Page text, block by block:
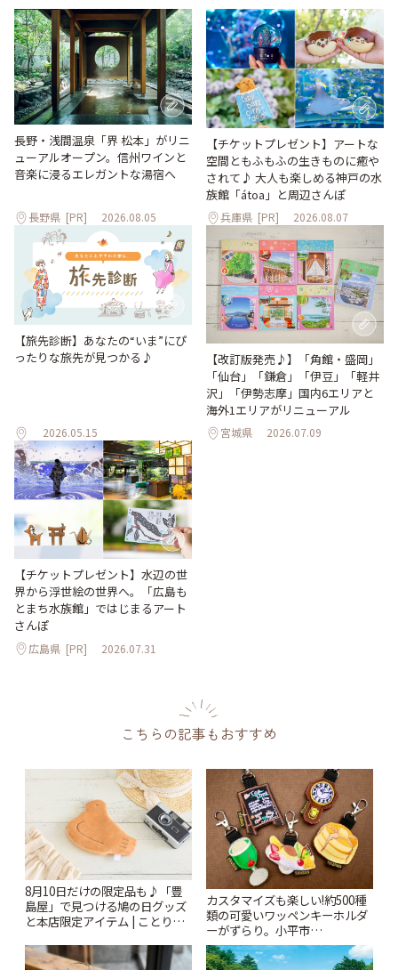
長野・浅間温泉「界 松本」がリニ
ューアルオープン。信州ワインと
音楽に浸るエレガントな湯宿へ
長野県 [PR] 2026.08.05
【チケットプレゼント】アートな
空間ともふもふの生きものに癒や
されて♪ 大人も楽しめる神戸の水
族館「átoa」と周辺さんぽ
兵庫県 [PR] 2026.08.07
【旅先診断】あなたの“いま”にぴ
ったりな旅先が見つかる♪
2026.05.15
【改訂版発売♪】「角館・盛岡」
「仙台」「鎌倉」「伊豆」「軽井
沢」「伊勢志摩」国内6エリアと
海外1エリアがリニューアル
宮城県 2026.07.09
【チケットプレゼント】水辺の世
界から浮世絵の世界へ。「広島も
とまち水族館」ではじまるアート
さんぽ
広島県 [PR] 2026.07.31
こちらの記事もおすすめ
8月10日だけの限定品も♪「豊
島屋」で見つける鳩の日グッズ
と本店限定アイテム | ことりっ
カスタマイズも楽しい!約500種
類の可愛いワッペンキーホルダ
ーがずらり。小平市
「Kimamaya T&K」 | ことりっ
ぷ